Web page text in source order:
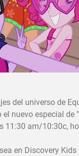
del universo de
nuevo especial de
am/10:30c,
en Discovery Kids